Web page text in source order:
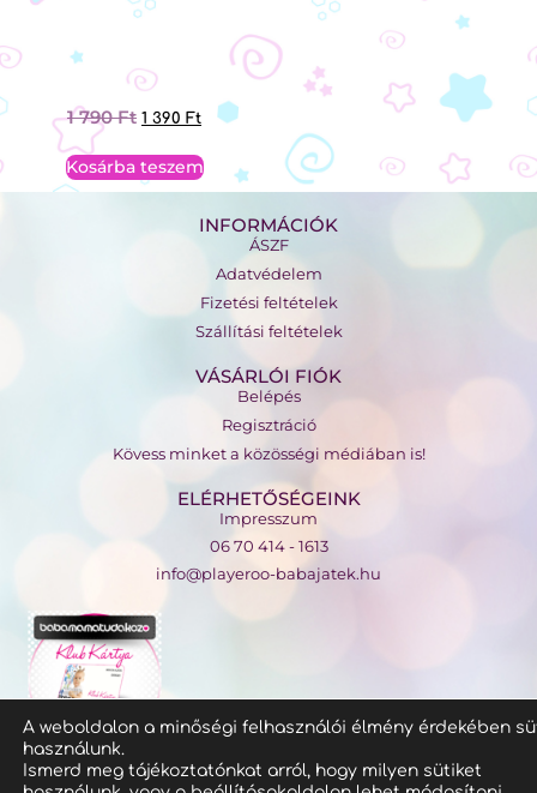
1 790Ft 1 390 Ft
Kosárba teszem
INFORMÁCIÓK
ÁSZF
Adatvédelem
Fizetési feltételek
Szállítási feltételek
VÁSÁRLÓI FIÓK
Belépés
Regisztráció
Kövess minket a közösségi médiában is!
ELÉRHETŐSÉGEINK
Impresszum
06 70 414 - 1613
info@playeroo-babajatek.hu
A weboldalon a minőségi felhasználói élmény érdekében
használunk.
Ismerd meg tájékoztatónkat arról, hogy milyen sütiket